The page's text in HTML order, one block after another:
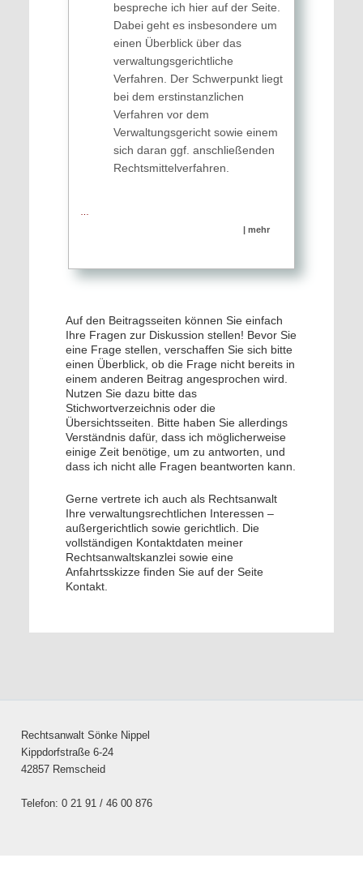
bespreche ich hier auf der Seite.
Dabei geht es insbesondere um
einen Überblick über das
verwaltungsgerichtliche
Verfahren. Der Schwerpunkt liegt
bei dem erstinstanzlichen
Verfahren vor dem
Verwaltungsgericht sowie einem
sich daran ggf. anschließenden
Rechtsmittelverfahren.
| mehr
Auf den Beitragsseiten können Sie einfach
Ihre Fragen zur Diskussion stellen! Bevor Sie
eine Frage stellen, verschaffen Sie sich bitte
einen Überblick, ob die Frage nicht bereits in
einem anderen Beitrag angesprochen wird.
Nutzen Sie dazu bitte das
Stichwortverzeichnis oder die
Übersichtsseiten. Bitte haben Sie allerdings
Verständnis dafür, dass ich möglicherweise
einige Zeit benötige, um zu antworten, und
dass ich nicht alle Fragen beantworten kann.
Gerne vertrete ich auch als Rechtsanwalt
Ihre verwaltungsrechtlichen Interessen –
außergerichtlich sowie gerichtlich. Die
vollständigen Kontaktdaten meiner
Rechtsanwaltskanzlei sowie eine
Anfahrtsskizze finden Sie auf der Seite
Kontakt.
Rechtsanwalt Sönke Nippel
Kippdorfstraße 6-24
42857 Remscheid
Telefon: 0 21 91 / 46 00 876